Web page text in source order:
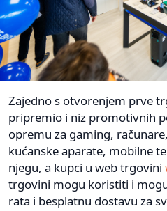
Zajedno s otvorenjem prve
pripremio i niz promotivnih
opremu za gaming,
kućanske aparate, mobilne
njegu, a kupci u web trgovini
trgovini mogu koristiti i
rata i besplatnu dostavu za